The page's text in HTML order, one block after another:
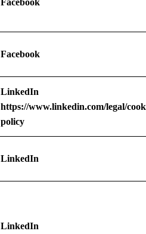
Facebook
LinkedIn
https://www.linkedin.com/legal/
policy
LinkedIn
LinkedIn